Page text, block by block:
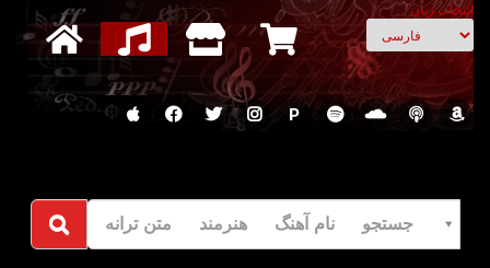
انتخاب زبان
P
جستجو نام آهنگ هنرمند متن ترانه